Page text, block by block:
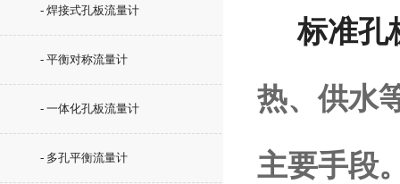
- 焊接式孔板流量计
- 平衡对称流量计
- 一体化孔板流量计
- 多孔平衡流量计
标准孔
热、供水
主要手段